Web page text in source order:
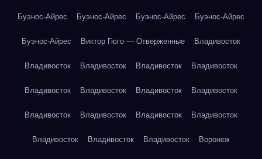
Буэнос-Айрес Буэнос-Айрес Буэнос-Айрес Буэнос-Айрес
Буэнос-Айрес Виктор Гюго — Отверженные Владивосток
Владивосток Владивосток Владивосток Владивосток
Владивосток Владивосток Владивосток Владивосток
Владивосток Владивосток Владивосток Владивосток
Владивосток Владивосток Владивосток Воронеж